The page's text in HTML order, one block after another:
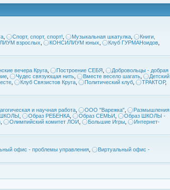
Спорт, спорт, спорт! Музыкальная шкатулка
Книги,
взрослых КОНСИЛИУМ юных Клуб ГУРМАНоидов
вечера Круга Построение СЕБЯ
Добровольцы - добрая
Чудес связующая нить Вместе весело шагать
Детский
Клуб Связистов Круга Политический клуб ТРАКТОР,
и научная работа ООО "Варежка"
Размышления
ШКОЛЫ Образ РЕБЕНКА Образ СЕМЬИ
Образ ШКОЛЫ -
Олимпийский комитет ЛОИ Большие Игры
Интернет-
офис - проблемы управления
Виртуальный офис -